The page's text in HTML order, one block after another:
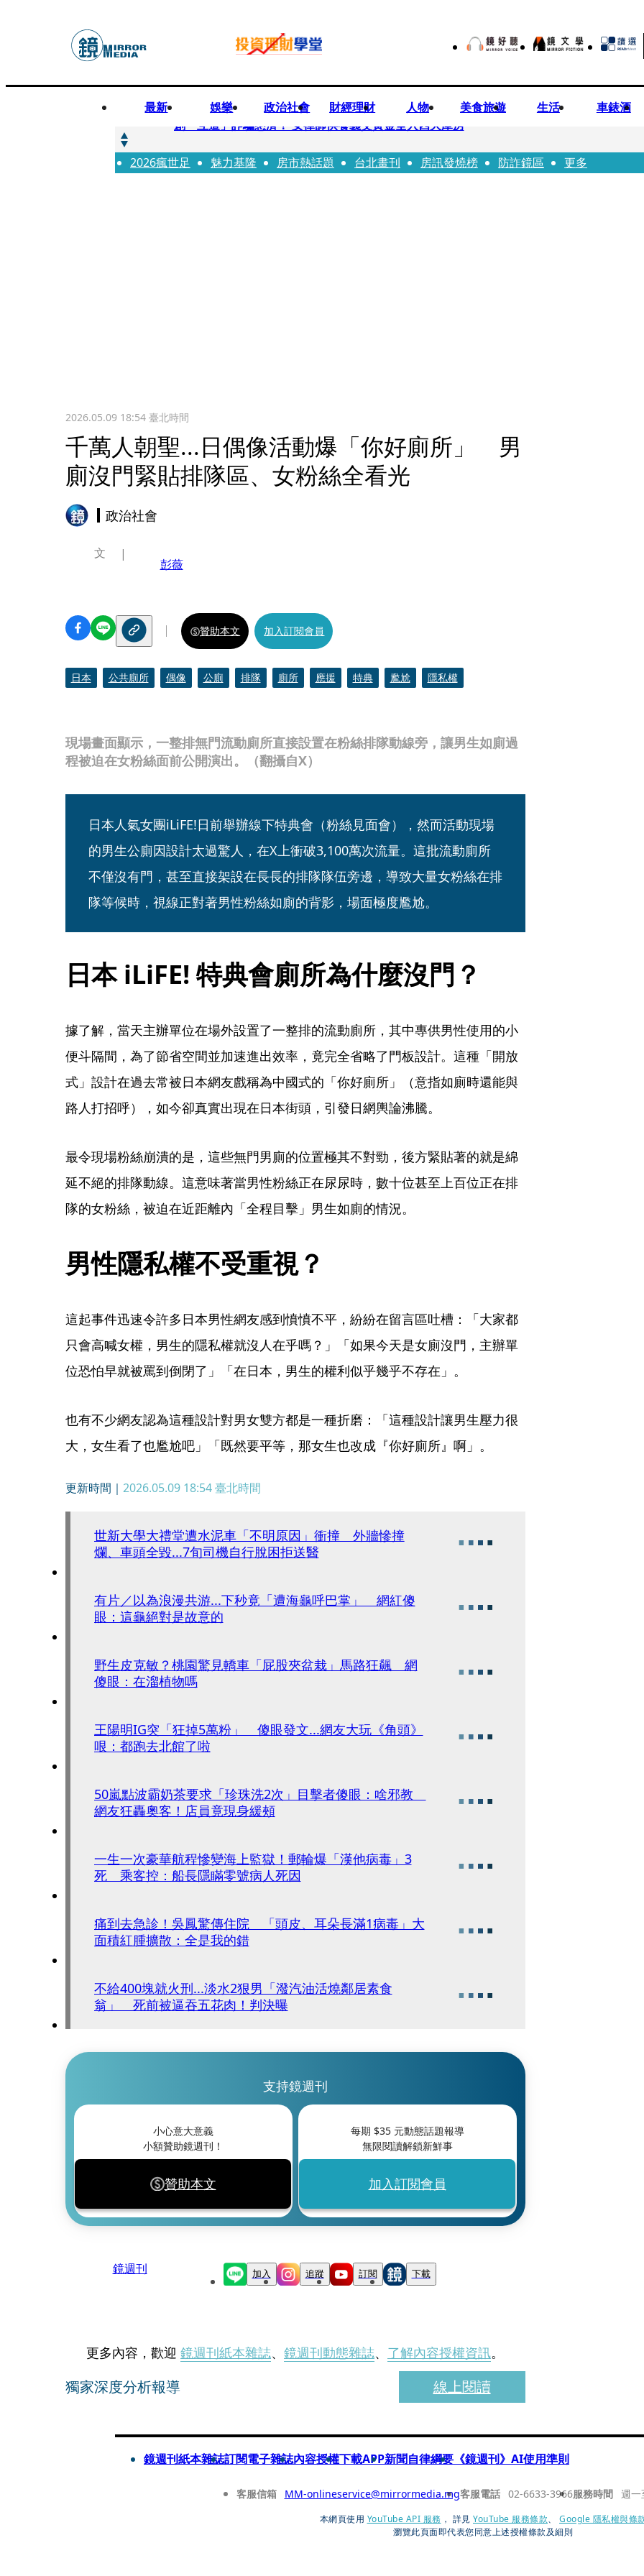
最新 娛樂 政治社會 財經理財 人物 美食旅遊 生活 車錶酒
快訊
創「互道」詐騙慈濟！ 女律師供養義父黃金全入四大庫房
快訊
前時力黨魁表態「反對刪公視預算」 盼在野三思：改凍結處理受質疑項目
2026瘋世足 魅力基隆 房市熱話題 台北畫刊 房訊發燒榜 防詐鏡區 更多
2026.05.09 18:54臺北時間
千萬人朝聖...日偶像活動爆「你好廁所」 男
廁沒門緊貼排隊區、女粉絲全看光
政治社會
現場畫面顯示，一整排無門流動廁所直接設置在粉絲排隊動線旁，讓男生如廁過
程被迫在女粉絲面前公開演出。（翻攝自X）
文
彭薇
贊助本文 加入訂閱會員
日本 公共廁所 偶像 公廁 排隊 廁所 應援 特典 尷尬 隱私權
日本人氣女團iLiFE!日前舉辦線下特典會（粉絲見面會），然而活動現場
的男生公廁因設計太過驚人，在X上衝破3,100萬次流量。這批流動廁所
不僅沒有門，甚至直接架設在長長的排隊隊伍旁邊，導致大量女粉絲在排
隊等候時，視線正對著男性粉絲如廁的背影，場面極度尷尬。
日本 iLiFE! 特典會廁所為什麼沒門？
據了解，當天主辦單位在場外設置了一整排的流動廁所，其中專供男性使用的小
便斗隔間，為了節省空間並加速進出效率，竟完全省略了門板設計。這種「開放
式」設計在過去常被日本網友戲稱為中國式的「你好廁所」（意指如廁時還能與
路人打招呼），如今卻真實出現在日本街頭，引發日網輿論沸騰。
最令現場粉絲崩潰的是，這些無門男廁的位置極其不對勁，後方緊貼著的就是綿
延不絕的排隊動線。這意味著當男性粉絲正在尿尿時，數十位甚至上百位正在排
隊的女粉絲，被迫在近距離內「全程目擊」男生如廁的情況。
男性隱私權不受重視？
這起事件迅速令許多日本男性網友感到憤憤不平，紛紛在留言區吐槽：「大家都
只會高喊女權，男生的隱私權就沒人在乎嗎？」「如果今天是女廁沒門，主辦單
位恐怕早就被罵到倒閉了」「在日本，男生的權利似乎幾乎不存在」。
也有不少網友認為這種設計對男女雙方都是一種折磨：「這種設計讓男生壓力很
大，女生看了也尷尬吧」「既然要平等，那女生也改成『你好廁所』啊」。
更新時間｜ 2026.05.09 18:54臺北時間
世新大學大禮堂遭水泥車「不明原因」衝撞 外牆慘撞
爛、車頭全毀...7旬司機自行脫困拒送醫
有片／以為浪漫共游...下秒竟「遭海龜呼巴掌」 網紅傻
眼：這龜絕對是故意的
野生皮克敏？桃園驚見轎車「屁股夾盆栽」馬路狂飆 網
傻眼：在溜植物嗎
王陽明IG突「狂掉5萬粉」 傻眼發文...網友大玩《角頭》
哏：都跑去北館了啦
50嵐點波霸奶茶要求「珍珠洗2次」目擊者傻眼：啥邪教
網友狂轟奧客！店員竟現身緩頰
一生一次豪華航程慘變海上監獄！郵輪爆「漢他病毒」3
死 乘客控：船長隱瞞零號病人死因
痛到去急診！吳鳳驚傳住院 「頭皮、耳朵長滿1病毒」大
面積紅腫擴散：全是我的錯
不給400塊就火刑...淡水2狠男「潑汽油活燒鄰居素食
翁」 死前被逼吞五花肉！判決曝
支持鏡週刊
小心意大意義
小額贊助鏡週刊！
贊助本文
每期 $35元動態話題報導
無限閱讀解鎖新鮮事
加入訂閱會員
鏡週刊 加入 追蹤 訂閱 下載
更多內容，歡迎 鏡週刊紙本雜誌、 鏡週刊動態雜誌、 了解內容授權資訊。
獨家深度分析報導 線上閱讀
鏡週刊紙本雜誌訂閱電子雜誌內容授權下載APP新聞自律綱要 《鏡週刊》AI使用準則
客服信箱 MM-onlineservice@mirrormedia.mg客服電話 02-6633-3966服務時間 週一
本網頁使用 YouTube API 服務 ， 詳見 YouTube 服務條款、
Google 隱私權與條
瀏覽此頁面即代表您同意上述授權條款及細則